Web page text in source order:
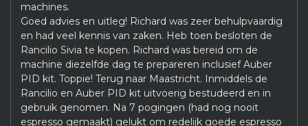
machines.
Goed advies en uitleg! Richard was zeer behulpvaardig
en had veel kennis van zaken. Heb toen besloten de
Rancilio Sivia te kopen. Richard was bereid om de
machine diezelfde dag te prepareren inclusief Auber
PID kit. Toppie! Terug naar Maastricht. Inmiddels de
Rancilio en Auber PID kit uitvoerig bestudeerd en in
gebruik genomen. Na 7 pogingen (had nog nooit
espresso gemaakt) gelukt om redelijk goede espresso